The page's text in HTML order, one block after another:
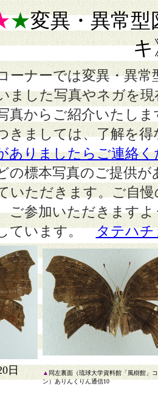
★変異・異常型
キ
ーナーでは変異・異
ました写真やネガを
真からご紹介いたし
きましては、了解を
ありましたらご連絡く
の標本写真のご提供
いただきます。ご自
ご参加いただきます
ています。
タテハチ
日
▲ 同左裏面（琉球大学資料館「風樹館」
ン）ありんくりん通信10